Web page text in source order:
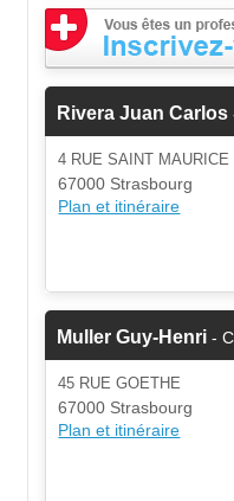
Rivera Juan Carlos
4 RUE SAINT MAURICE
67000 Strasbourg
Plan et itinéraire
Muller Guy-Henri -
45 RUE GOETHE
67000 Strasbourg
Plan et itinéraire